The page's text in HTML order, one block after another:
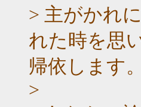
> 主がかれ
れた時を思
帰依します
>